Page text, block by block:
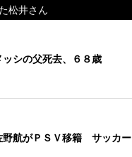
松井さん
ッシの父死去、６８歳
野航がＰＳＶ移籍 サッカー